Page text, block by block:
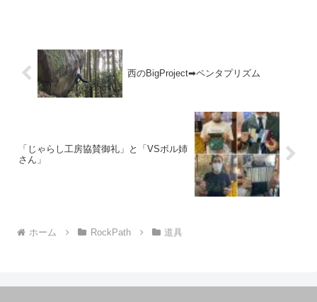
西のBigProject➡︎ペンタプリズム
「じゃらし工房協賛御礼」と「VSボル姉
さん」
ホーム RockPath 道具